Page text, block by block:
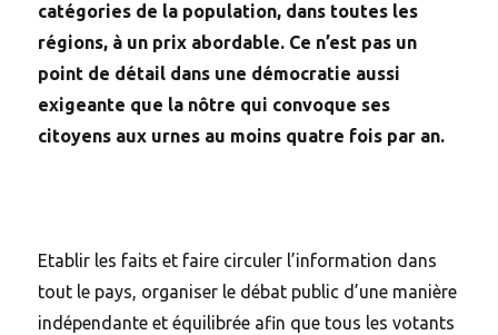
catégories de la population, dans toutes les
régions, à un prix abordable. Ce n’est pas un
point de détail dans une démocratie aussi
exigeante que la nôtre qui convoque ses
citoyens aux urnes au moins quatre fois par an.
Etablir les faits et faire circuler l’information dans
tout le pays, organiser le débat public d’une manière
indépendante et équilibrée afin que tous les votants